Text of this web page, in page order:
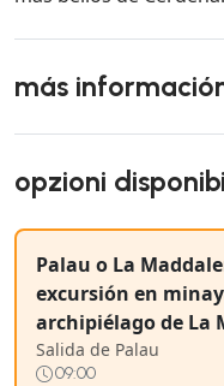
más
opzioni
Palau o La
excursión en
archipiélago de La
Salida de Palau
09:00